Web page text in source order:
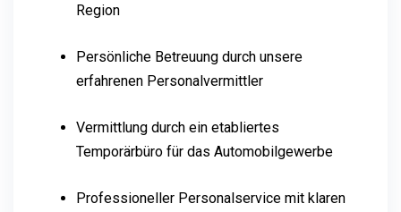
Region
Persönliche Betreuung durch unsere
erfahrenen Personalvermittler
Vermittlung durch ein etabliertes
Temporärbüro für das Automobilgewerbe
Professioneller Personalservice mit klaren